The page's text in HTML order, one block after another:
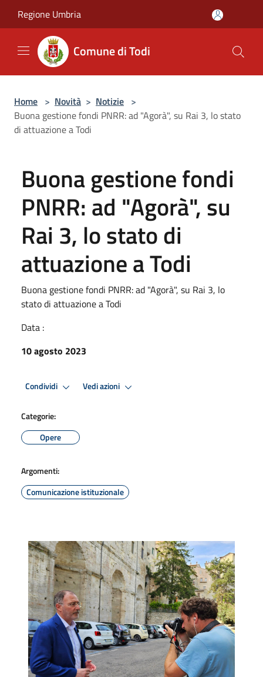
Regione Umbria
Comune di Todi
Home > Novità > Notizie >
Buona gestione fondi PNRR: ad "Agorà", su Rai 3, lo stato
di attuazione a Todi
Buona gestione fondi
PNRR: ad "Agorà", su
Rai 3, lo stato di
attuazione a Todi
Buona gestione fondi PNRR: ad "Agorà", su Rai 3, lo
stato di attuazione a Todi
Data :
10 agosto 2023
Condividi Vedi azioni
Categorie:
Opere
Argomenti:
Comunicazione istituzionale